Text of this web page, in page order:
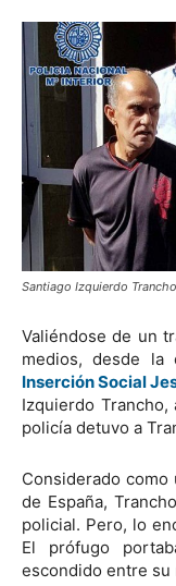
Santiago Izquierdo Trancho
Valiéndose de un
medios, desde la
Inserción Social
Izquierdo
policía detuvo a
Considerado
de España,
policial. Pero, lo
El prófugo
escondido entre su